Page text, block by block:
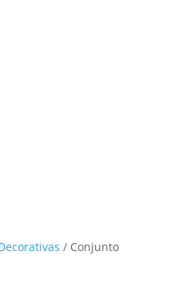
/ Conjunto